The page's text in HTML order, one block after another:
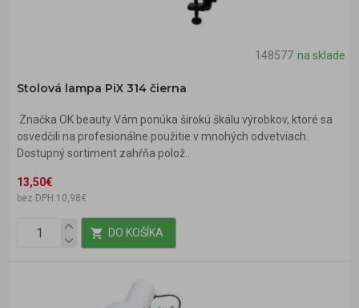
148577 na sklade
Stolová lampa PiX 314 čierna
Značka OK beauty Vám ponúka širokú škálu výrobkov, ktoré sa
osvedčili na profesionálne použitie v mnohých odvetviach.
Dostupný sortiment zahŕňa polož..
13,50€
bez DPH:10,98€
DO KOŠÍKA